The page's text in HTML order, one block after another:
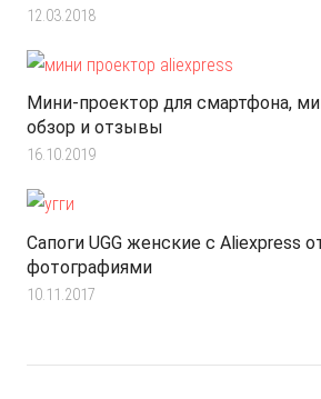
12.03.2018
Мини-проектор для смартфона,
обзор и отзывы
16.10.2019
Сапоги UGG женские с Aliexpress
фотографиями
10.11.2017